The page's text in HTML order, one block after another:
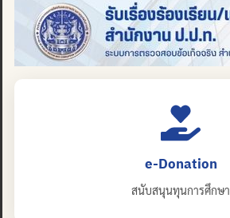
e-Donation
สนับสนุนทุนการศึกษา